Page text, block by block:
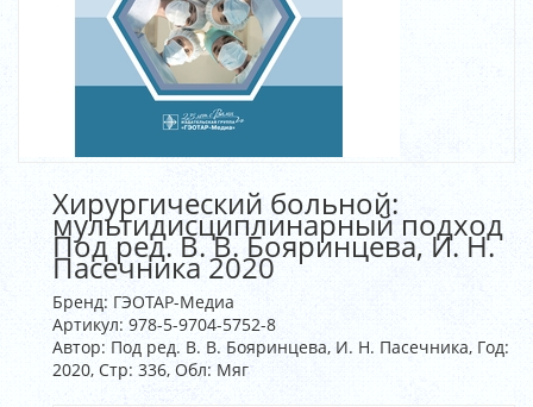
Хирургический больной:
мультидисциплинарный подход
Под ред. В. В. Бояринцева, И. Н.
Пасечника 2020
Бренд: ГЭОТАР-Медиа
Артикул: 978-5-9704-5752-8
Автор: Под ред. В. В. Бояринцева, И. Н. Пасечника, Год:
2020, Стр: 336, Обл: Мяг